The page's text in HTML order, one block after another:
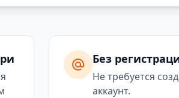
Без
Не требуется
аккаунт.